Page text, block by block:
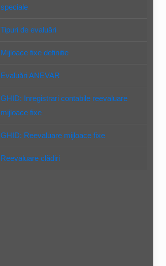
speciale
Tipuri de evaluări
Mijloace fixe definitie
Evaluări ANEVAR
GHID: Inregistrari contabile reevaluare
mijloace fixe
GHID: Reevaluare mijloace fixe
Reevaluare clădiri